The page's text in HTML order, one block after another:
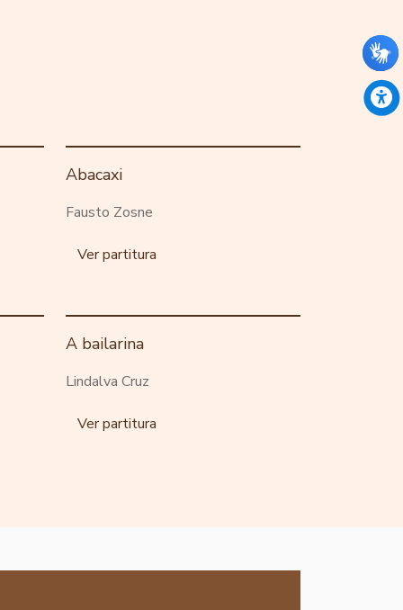
Abacaxi
Fausto Zosne
Ver partitura
A bailarina
Lindalva Cruz
Ver partitura